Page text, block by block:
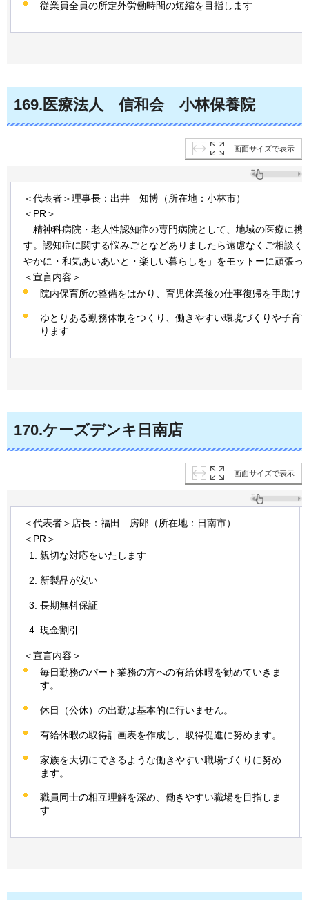
従業員全員の所定外労働時間の短縮を目指します
169.医療法人 信和会 小林保養院
画面サイズで表示
＜代表者＞理事長：出井 知博（所在地：小林市）
＜PR＞
精神科病院・老人性認知症の専門病院として、地域の医療に携
す。認知症に関する悩みごとなどありましたら遠慮なくご相談く
やかに・和気あいあいと・楽しい暮らしを」をモットーに頑張っ
＜宣言内容＞
院内保育所の整備をはかり、育児休業後の仕事復帰を手助け
ゆとりある勤務体制をつくり、働きやすい環境づくりや子育
ります
170.ケーズデンキ日南店
画面サイズで表示
＜代表者＞店長：福田 房郎（所在地：日南市）
＜PR＞
親切な対応をいたします
新製品が安い
長期無料保証
現金割引
＜宣言内容＞
毎日勤務のパート業務の方への有給休暇を勧めていきま
す。
休日（公休）の出勤は基本的に行いません。
有給休暇の取得計画表を作成し、取得促進に努めます。
家族を大切にできるような働きやすい職場づくりに努め
ます。
職員同士の相互理解を深め、働きやすい職場を目指しま
す